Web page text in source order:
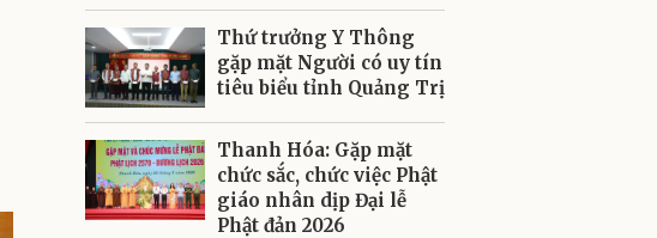
Thứ trưởng Y Thông
gặp mặt Người có uy tín
tiêu biểu tỉnh Quảng Trị
Thanh Hóa: Gặp mặt
chức sắc, chức việc Phật
giáo nhân dịp Đại lễ
Phật đản 2026